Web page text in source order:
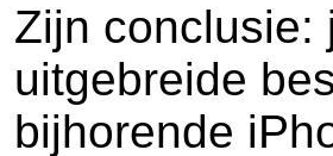
Zijn conclusie:
uitgebreide
bijhorende